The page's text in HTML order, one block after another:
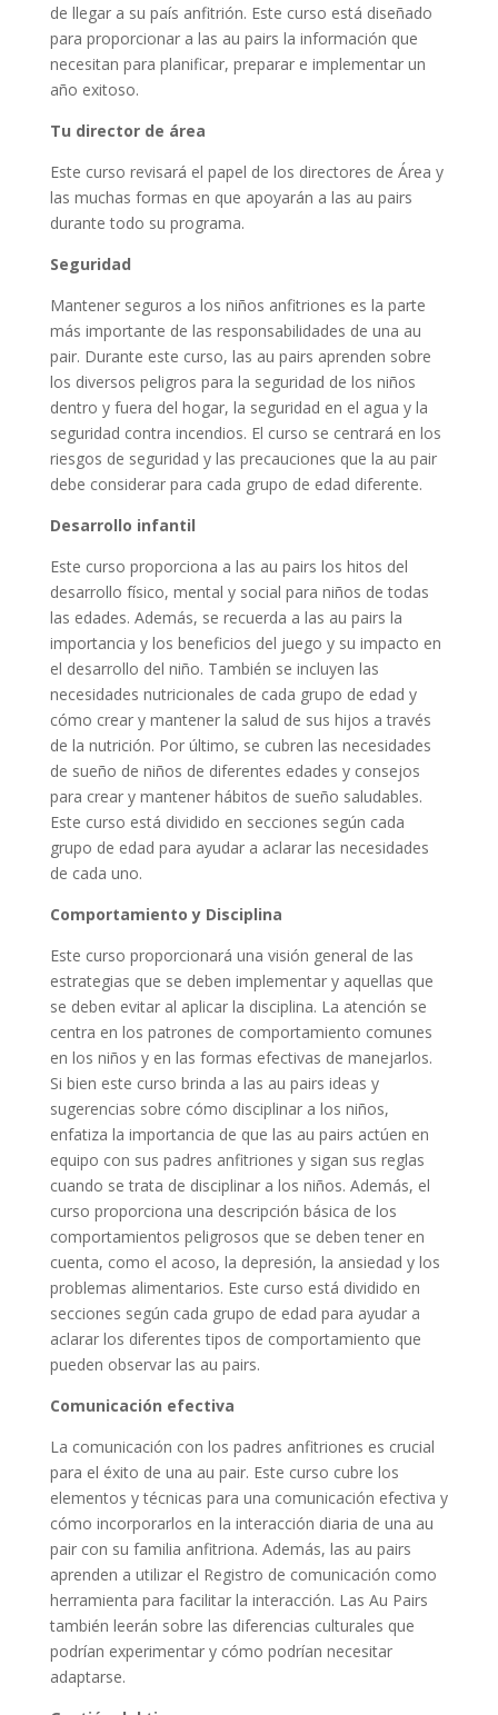
de llegar a su país anfitrión. Este curso está diseñado
para proporcionar a las au pairs la información que
necesitan para planificar, preparar e implementar un
año exitoso.
Tu director de área
Este curso revisará el papel de los directores de Área y
las muchas formas en que apoyarán a las au pairs
durante todo su programa.
Seguridad
Mantener seguros a los niños anfitriones es la parte
más importante de las responsabilidades de una au
pair. Durante este curso, las au pairs aprenden sobre
los diversos peligros para la seguridad de los niños
dentro y fuera del hogar, la seguridad en el agua y la
seguridad contra incendios. El curso se centrará en los
riesgos de seguridad y las precauciones que la au pair
debe considerar para cada grupo de edad diferente.
Desarrollo infantil
Este curso proporciona a las au pairs los hitos del
desarrollo físico, mental y social para niños de todas
las edades. Además, se recuerda a las au pairs la
importancia y los beneficios del juego y su impacto en
el desarrollo del niño. También se incluyen las
necesidades nutricionales de cada grupo de edad y
cómo crear y mantener la salud de sus hijos a través
de la nutrición. Por último, se cubren las necesidades
de sueño de niños de diferentes edades y consejos
para crear y mantener hábitos de sueño saludables.
Este curso está dividido en secciones según cada
grupo de edad para ayudar a aclarar las necesidades
de cada uno.
Comportamiento y Disciplina
Este curso proporcionará una visión general de las
estrategias que se deben implementar y aquellas que
se deben evitar al aplicar la disciplina. La atención se
centra en los patrones de comportamiento comunes
en los niños y en las formas efectivas de manejarlos.
Si bien este curso brinda a las au pairs ideas y
sugerencias sobre cómo disciplinar a los niños,
enfatiza la importancia de que las au pairs actúen en
equipo con sus padres anfitriones y sigan sus reglas
cuando se trata de disciplinar a los niños. Además, el
curso proporciona una descripción básica de los
comportamientos peligrosos que se deben tener en
cuenta, como el acoso, la depresión, la ansiedad y los
problemas alimentarios. Este curso está dividido en
secciones según cada grupo de edad para ayudar a
aclarar los diferentes tipos de comportamiento que
pueden observar las au pairs.
Comunicación efectiva
La comunicación con los padres anfitriones es crucial
para el éxito de una au pair. Este curso cubre los
elementos y técnicas para una comunicación efectiva y
cómo incorporarlos en la interacción diaria de una au
pair con su familia anfitriona. Además, las au pairs
aprenden a utilizar el Registro de comunicación como
herramienta para facilitar la interacción. Las Au Pairs
también leerán sobre las diferencias culturales que
podrían experimentar y cómo podrían necesitar
adaptarse.